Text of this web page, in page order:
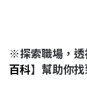
※探索職場，透
百科】幫助你找